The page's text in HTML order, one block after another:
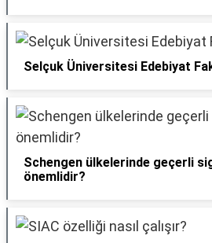
Selçuk Üniversitesi Edebiyat
Schengen ülkelerinde geçerli
önemlidir?